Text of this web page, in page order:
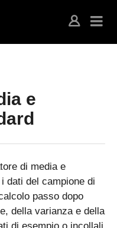
e
di media e
dati del campione di
passo dopo
della varianza e della